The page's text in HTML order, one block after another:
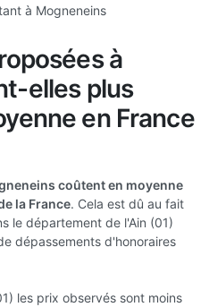
à Mogneneins
à
elles plus
en France
coûtent en moyenne
la France. Cela est dû au fait
le département de l'Ain (01)
dépassements d'honoraires
les prix observés sont moins